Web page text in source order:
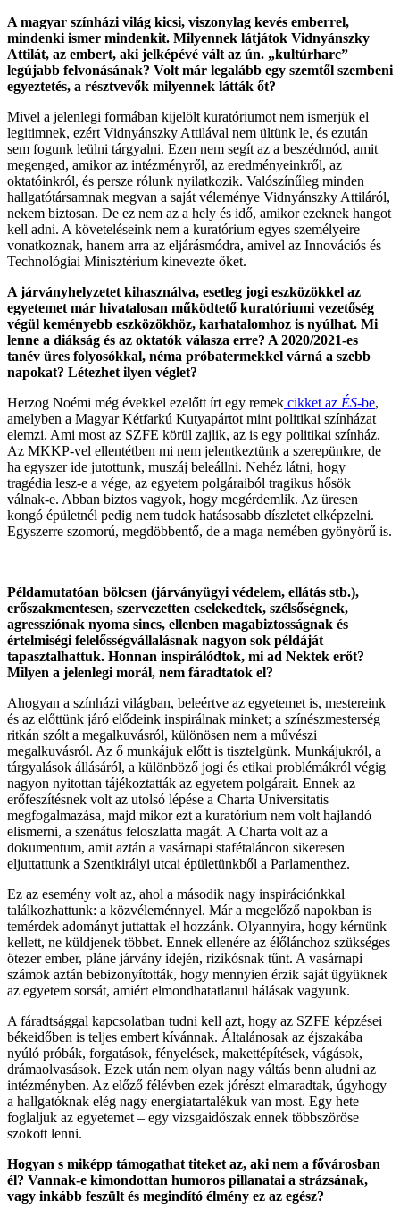
A magyar színházi világ kicsi, viszonylag kevés emberrel,
mindenki ismer mindenkit. Milyennek látjátok Vidnyánszky
Attilát, az embert, aki jelképévé vált az ún. „kultúrharc”
legújabb felvonásának? Volt már legalább egy szemtől szembeni
egyeztetés, a résztvevők milyennek látták őt?
Mivel a jelenlegi formában kijelölt kuratóriumot nem ismerjük el
legitimnek, ezért Vidnyánszky Attilával nem ültünk le, és ezután
sem fogunk leülni tárgyalni. Ezen nem segít az a beszédmód, amit
megenged, amikor az intézményről, az eredményeinkről, az
oktatóinkról, és persze rólunk nyilatkozik. Valószínűleg minden
hallgatótársamnak megvan a saját véleménye Vidnyánszky Attiláról,
nekem biztosan. De ez nem az a hely és idő, amikor ezeknek hangot
kell adni. A követeléseink nem a kuratórium egyes személyeire
vonatkoznak, hanem arra az eljárásmódra, amivel az Innovációs és
Technológiai Minisztérium kinevezte őket.
A járványhelyzetet kihasználva, esetleg jogi eszközökkel az
egyetemet már hivatalosan működtető kuratóriumi vezetőség
végül keményebb eszközökhöz, karhatalomhoz is nyúlhat. Mi
lenne a diákság és az oktatók válasza erre? A 2020/2021-es
tanév üres folyosókkal, néma próbatermekkel várná a szebb
napokat? Létezhet ilyen véglet?
Herzog Noémi még évekkel ezelőtt írt egy remek cikket az ÉS-be,
amelyben a Magyar Kétfarkú Kutyapártot mint politikai színházat
elemzi. Ami most az SZFE körül zajlik, az is egy politikai színház.
Az MKKP-vel ellentétben mi nem jelentkeztünk a szerepünkre, de
ha egyszer ide jutottunk, muszáj beleállni. Nehéz látni, hogy
tragédia lesz-e a vége, az egyetem polgáraiból tragikus hősök
válnak-e. Abban biztos vagyok, hogy megérdemlik. Az üresen
kongó épületnél pedig nem tudok hatásosabb díszletet elképzelni.
Egyszerre szomorú, megdöbbentő, de a maga nemében gyönyörű is.
Példamutatóan bölcsen (járványügyi védelem, ellátás stb.),
erőszakmentesen, szervezetten cselekedtek, szélsőségnek,
agressziónak nyoma sincs, ellenben magabiztosságnak és
értelmiségi felelősségvállalásnak nagyon sok példáját
tapasztalhattuk. Honnan inspirálódtok, mi ad Nektek erőt?
Milyen a jelenlegi morál, nem fáradtatok el?
Ahogyan a színházi világban, beleértve az egyetemet is, mestereink
és az előttünk járó elődeink inspirálnak minket; a színészmesterség
ritkán szólt a megalkuvásról, különösen nem a művészi
megalkuvásról. Az ő munkájuk előtt is tisztelgünk. Munkájukról, a
tárgyalások állásáról, a különböző jogi és etikai problémákról végig
nagyon nyitottan tájékoztatták az egyetem polgárait. Ennek az
erőfeszítésnek volt az utolsó lépése a Charta Universitatis
megfogalmazása, majd mikor ezt a kuratórium nem volt hajlandó
elismerni, a szenátus feloszlatta magát. A Charta volt az a
dokumentum, amit aztán a vasárnapi stafétaláncon sikeresen
eljuttattunk a Szentkirályi utcai épületünkből a Parlamenthez.
Ez az esemény volt az, ahol a második nagy inspirációnkkal
találkozhattunk: a közvéleménnyel. Már a megelőző napokban is
temérdek adományt juttattak el hozzánk. Olyannyira, hogy kérnünk
kellett, ne küldjenek többet. Ennek ellenére az élőlánchoz szükséges
ötezer ember, pláne járvány idején, rizikósnak tűnt. A vasárnapi
számok aztán bebizonyították, hogy mennyien érzik saját ügyüknek
az egyetem sorsát, amiért elmondhatatlanul hálásak vagyunk.
A fáradtsággal kapcsolatban tudni kell azt, hogy az SZFE képzései
békeidőben is teljes embert kívánnak. Általánosak az éjszakába
nyúló próbák, forgatások, fényelések, makettépítések, vágások,
drámaolvasások. Ezek után nem olyan nagy váltás benn aludni az
intézményben. Az előző félévben ezek jórészt elmaradtak, úgyhogy
a hallgatóknak elég nagy energiatartalékuk van most. Egy hete
foglaljuk az egyetemet – egy vizsgaidőszak ennek többszöröse
szokott lenni.
Hogyan s miképp támogathat titeket az, aki nem a fővárosban
él? Vannak-e kimondottan humoros pillanatai a strázsának,
vagy inkább feszült és megindító élmény ez az egész?